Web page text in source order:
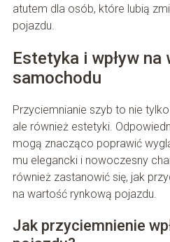
atutem dla osób, które lubią
pojazdu.
Estetyka i wpływ na
samochodu
Przyciemnianie szyb to nie
ale również estetyki.
mogą znacząco poprawić
mu elegancki i nowoczesny
również zastanowić się, jak
na wartość rynkową pojazdu.
Jak przyciemnienie